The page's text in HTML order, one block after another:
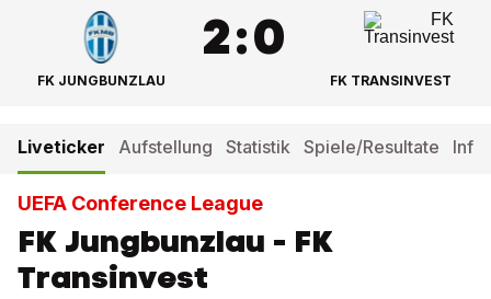
FK JUNGBUNZLAU
2:0
FK TRANSINVEST
Liveticker Aufstellung Statistik Spiele/Resultate
UEFA Conference League
FK Jungbunzlau - FK
Transinvest